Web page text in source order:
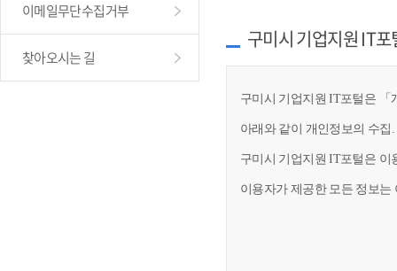
이메일무단수집거부
찾아오시는 길
구미시 기업지원 IT
구미시 기업지원 IT포털은 「
아래와 같이 개인정보의 수집
구미시 기업지원 IT포털은 이
이용자가 제공한 모든 정보